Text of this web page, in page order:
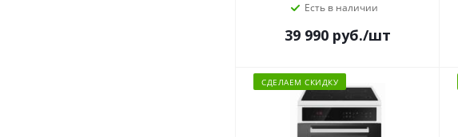
Есть в наличии
39 990 руб./шт
СДЕЛАЕМ СКИДКУ